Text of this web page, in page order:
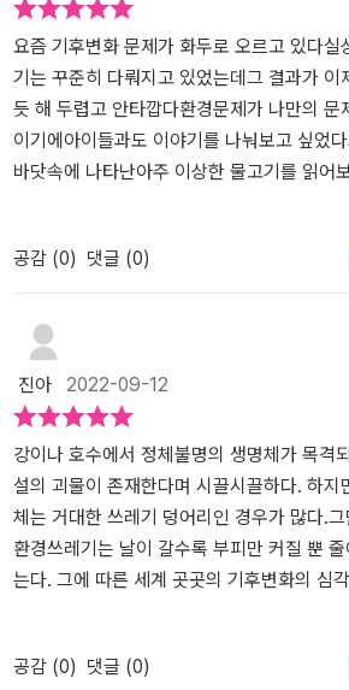
생태계 변화에 따른 식량난... 등등.​유아그림
하는 그림책입니다. 무엇보다 심각하지 않게
하게 해양 오염 상황을 그리고 있어서 더 마
렇지 않을까요? 바닷속 생물들은, 이 책 속의
도 모른 체 심각성을 인지조차 하지 못한 체
을요. 하... 나부터, 우리부터, 사회가, 나라가,
일상 속에서 플라스틱 사용을 자제해야겠습
서만 제공받아 주관적으로 작성한 글입니다.
연 이상한 물고기와 비슷한 뭔가를 본 적이
살을 따라가는 길에 큰 물고기를 만난다. 꼬
는 숨지만 이상한 물고기는 겁 없이 계속 물
는 길에 거북이를 만난다. 이상한 것을 먹어
거북이가 물고 있는 이상한 것을 뱉고 나니
비닐봉지였다. 철썩철썩 소용돌이를 따라 빙
깔도 너무나 다양한 이상한 물고기의 가족들
리고 있었다. 너무 많아서 세지도 못하겠다고
상한 물고기들은 어디서 왔을까?꼬마 물고
물고기들이 어디서 왔는지 모르겠지만 책을
알고 있었다. 그리고 그 이상한 물고기는 이
레기라는 것도 알고 있었다. 아이들도 바다에
게 된다. 비닐봉지, 담배꽁초, 페트병 뚜껑 등
많아서 다 헤아릴 수가 없다. 이 많은 쓰레기
것일까? 실제로 바다 근처에는 그물이나 낚
이 있다. 바다를 이용한 사람들이 버린 쓰레
에서 일하는 사람들이 버리는 쓰레기도 만만
너무 많은 사람들이 알고 있다. 바다에 쓰레
있다는 것도 알고 있다. ​편리하고자 사용했던
제 우리를 위협하는 시대에 살고 있다. 값싸
요즘 기후변화 문제가 화두로 오르고 있다실
기는 꾸준히 다뤄지고 있었는데그 결과가 이
듯 해 두렵고 안타깝다환경문제가 나만의 문
이기에아이들과도 이야기를 나눠보고 싶었
바닷속에 나타난아주 이상한 물고기를 읽어
를 더 자세히 보려고 다가간다꼬마 물고기는
기는 답이 없다그저 몸을 위아래로 까딱 거린
물고기의 가족을 찾아주기로 하고물살을 따
어, 비닐봉지를 먹는 거북이를 만나게 된다마
가족을 찾아고이상한 물고기는 가족을 향해
딱 봐도 페트병처럼 생겼지만모르쇠 하며 아
기가 나타났다며 읽어주었다처음에는 진짜
가하던 아이들이이야기가 진행되면 진행될
데? 플라스틱인데 하며 말하기 시작했다아이
이가 비닐봉지를 먹어요?먹으면 어떻게 돼
에 왜 있어요 하며 물어보았다이야기를 처음
며쓰레기를 버린 사람의 흔적으로 찾아보았
는게 좋아 하며 이야기를 나누었다아주 이상
닷속의 슬픈 이야기를 그려내고 있다괜시리
공감 (0) 댓글 (0)
진아 2022-09-12
강이나 호수에서 정체불명의 생명체가 목격
설의 괴물이 존재한다며 시끌시끌하다. 하지
체는 거대한 쓰레기 덩어리인 경우가 많다.
환경쓰레기는 날이 갈수록 부피만 커질 뿐
는다. 그에 따른 세계 곳곳의 기후변화의 심
할 여지가 없다.부부 작가인 저자는 두 살
를 전혀 구분하지 못했다는데서 착안해 책을
공감 (0) 댓글 (0)